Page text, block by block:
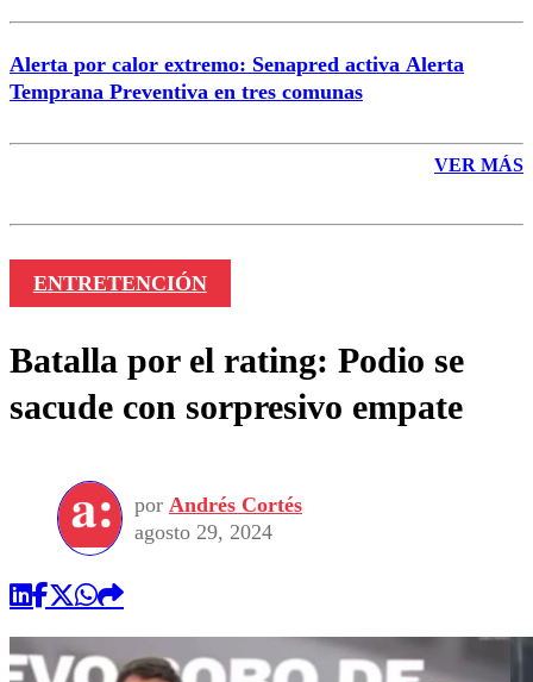
Alerta por calor extremo: Senapred activa Alerta
Temprana Preventiva en tres comunas
VER MÁS
ENTRETENCIÓN
Batalla por el rating: Podio se
sacude con sorpresivo empate
por Andrés Cortés
agosto 29, 2024